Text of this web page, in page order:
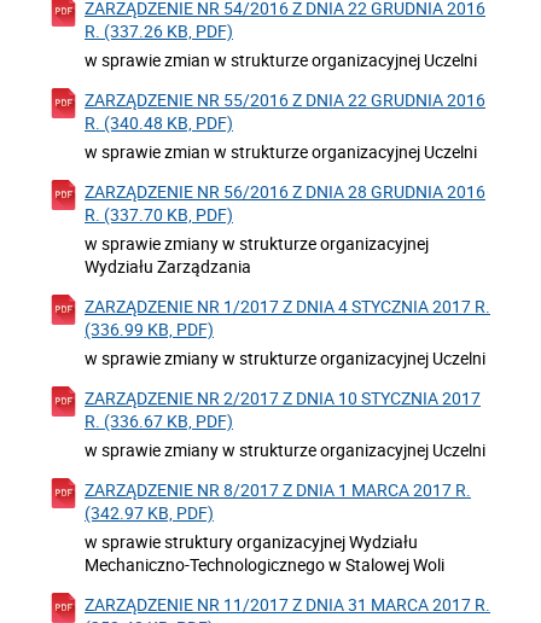
ZARZĄDZENIE NR 54/2016 Z DNIA 22 GRUDNIA 2016
R. (337.26 KB, PDF)
w sprawie zmian w strukturze organizacyjnej Uczelni
ZARZĄDZENIE NR 55/2016 Z DNIA 22 GRUDNIA 2016
R. (340.48 KB, PDF)
w sprawie zmian w strukturze organizacyjnej Uczelni
ZARZĄDZENIE NR 56/2016 Z DNIA 28 GRUDNIA 2016
R. (337.70 KB, PDF)
w sprawie zmiany w strukturze organizacyjnej
Wydziału Zarządzania
ZARZĄDZENIE NR 1/2017 Z DNIA 4 STYCZNIA 2017 R.
(336.99 KB, PDF)
w sprawie zmiany w strukturze organizacyjnej Uczelni
ZARZĄDZENIE NR 2/2017 Z DNIA 10 STYCZNIA 2017
R. (336.67 KB, PDF)
w sprawie zmiany w strukturze organizacyjnej Uczelni
ZARZĄDZENIE NR 8/2017 Z DNIA 1 MARCA 2017 R.
(342.97 KB, PDF)
w sprawie struktury organizacyjnej Wydziału
Mechaniczno-Technologicznego w Stalowej Woli
ZARZĄDZENIE NR 11/2017 Z DNIA 31 MARCA 2017 R.